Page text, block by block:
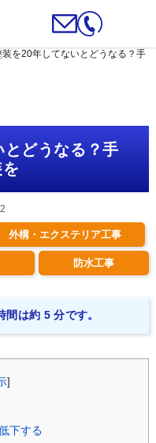
装を20年してないとどうなる？手
どうなる？手
外構・エクステリア工事
防水工事
は約 5 分です。
下する